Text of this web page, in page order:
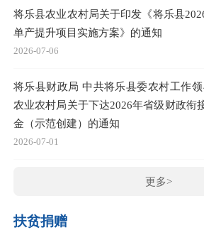
将乐县农业农村局关于印发《将乐县
单产提升项目实施方案》的通知
2026-07-06
将乐县财政局 中共将乐县委农村工作
农业农村局关于下达2026年省级财政衔
金（示范创建）的通知
2026-07-01
更多>
扶贫捐赠